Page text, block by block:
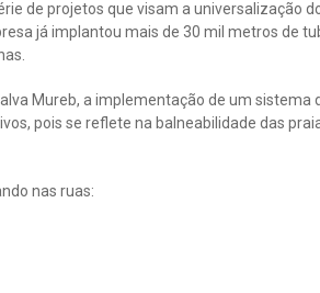
de projetos que visam a universalização
já implantou mais de 30 mil metros de
Mureb, a implementação de um
pois se reflete na balneabilidade das
nas ruas: